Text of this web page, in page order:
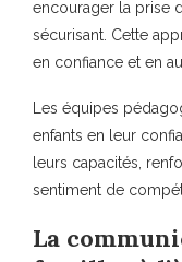
encourager la prise
sécurisant. Cette
en confiance et en
Les équipes
enfants en leur
leurs capacités,
sentiment de
La